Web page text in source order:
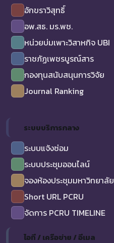
อักขราวิสุทธิ์
อพ.สธ. มร.พช.
หน่วยบ่มเพาะวิสาหกิจ UBI
ราชภัฏเพชรบูรณ์สาร
กองทุนสนับสนุนการวิจัย
Journal Ranking
ระบบบริการกลาง
ระบบแจ้งซ่อม
ระบบประชุมออนไลน์
จองห้องประชุมมหาวิทยาลัย
Short URL PCRU
จัดการ PCRU TIMELINE
ไอที / เครือข่าย / อีเมล